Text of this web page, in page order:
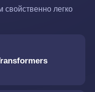
легко